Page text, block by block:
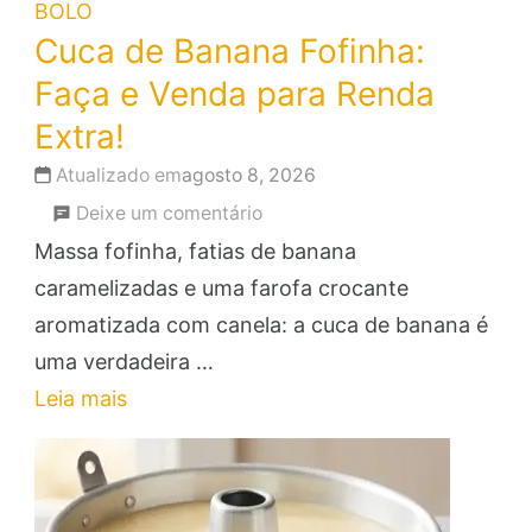
BOLO
Cuca de Banana Fofinha:
Faça e Venda para Renda
Extra!
Atualizado emagosto 8, 2026
Deixe um comentárioem
Cuca
de
Banana
e
Venda
para
Massa fofinha, fatias de banana
caramelizadas e uma farofa crocante
aromatizada com canela: a cuca de banana é
uma verdadeira …
Leia mais